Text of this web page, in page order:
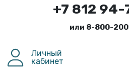
+7 812
или 8-800-
Личный
кабинет